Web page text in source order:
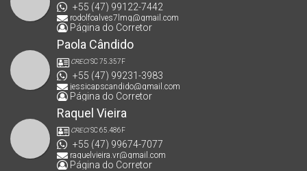
+55 (47) 99122-7442
rodolfoalves7lmg@gmail.com
Página do Corretor
Paola Cândido
CRECISC 75.357F
+55 (47) 99231-3983
jessicapscandido@gmail.com
Página do Corretor
Raquel Vieira
CRECISC 65.486F
+55 (47) 99674-7077
raquelvieira.vr@gmail.com
Página do Corretor